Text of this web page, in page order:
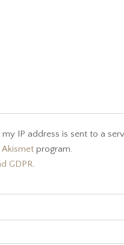
IP address is sent to a
Akismet program.
GDPR.